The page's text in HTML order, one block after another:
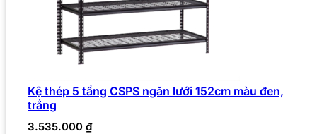
Kệ thép 5 tầng CSPS ngăn lưới 152cm màu đen,
trắng
3.535.000 ₫